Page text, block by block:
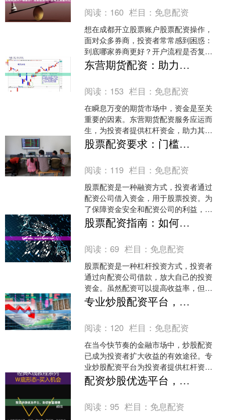
阅读： 160 栏目： 免息配资
想在成都开立股票账户股票配资操作，
面对众多券商，投资者常常感到困惑：
到底哪家券商更好？开户流程是否复
杂？佣金又如何选择？本文将为您详细
解析成都股票开户的要点，帮....
东营期货配资：助力投资，把握市场先机
阅读： 153 栏目： 免息配资
在瞬息万变的期货市场中，资金是至关
重要的因素。东营期货配资服务应运而
生，为投资者提供杠杆资金，助力其把
握市场先机，实现财富增值。 **杠杆放
大收益** 配资服务....
股票配资要求：门槛、条件、资质一览
阅读： 119 栏目： 免息配资
股票配资是一种融资方式，投资者通过
配资公司借入资金，用于股票投资。为
了保障资金安全和配资公司的利益，配
资公司对投资者提出了以下要求： **门
槛：** * 年满1....
股票配资指南：如何安全高效地借力投资
阅读：69 栏目： 免息配资
股票配资是一种杠杆投资方式，投资者
通过向配资公司借款，放大自己的投资
资金。虽然配资可以提高收益率，但同
时也伴随着更高的风险。因此，安全高
效地进行股票配资至关重要....
专业炒股配资平台，助您轻松掘金
阅读： 120 栏目： 免息配资
在当今快节奏的金融市场中，炒股配资
已成为投资者扩大收益的有效途径。专
业炒股配资平台为投资者提供杠杆资
金，帮助他们以更少的资金撬动更大的
收益。 选择一个可靠的炒股....
配资炒股优选平台，助您财富增值
阅读：95 栏目： 免息配资